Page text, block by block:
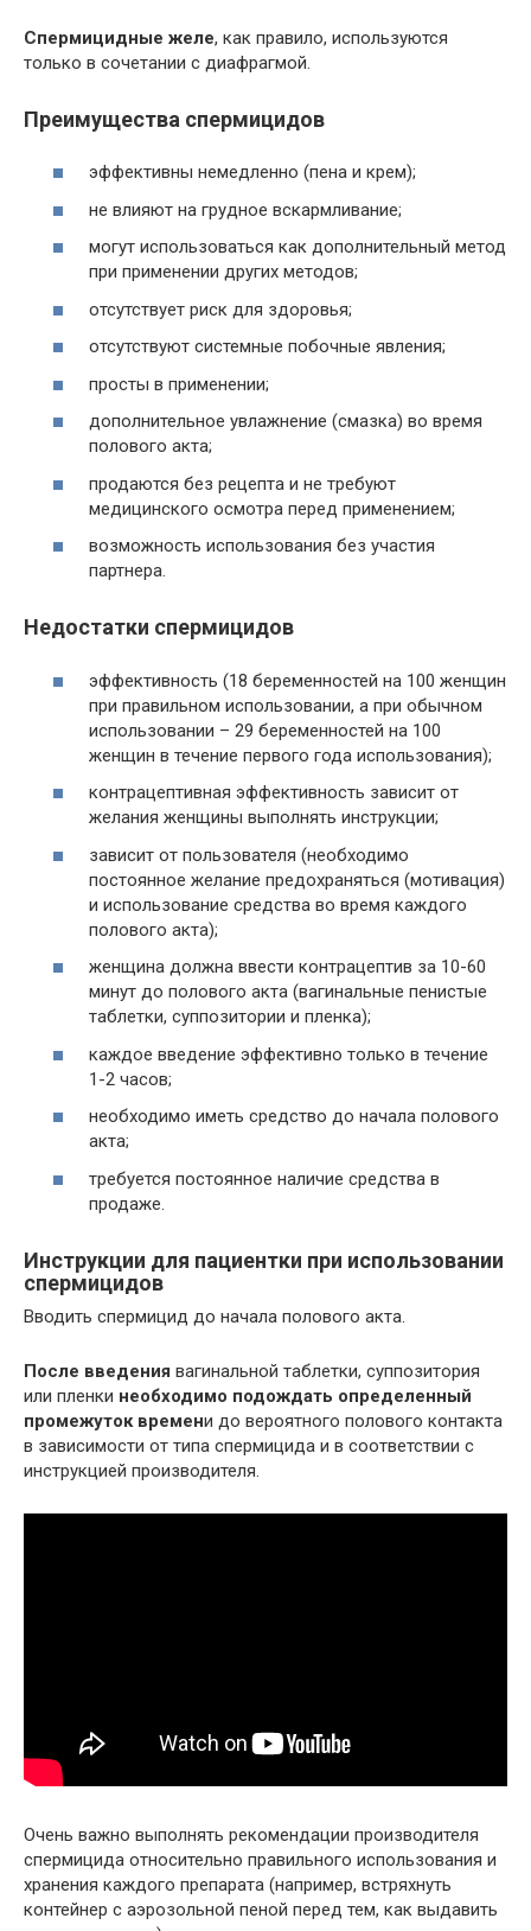
Спермицидные желе, как правило, используются
только в сочетании с диафрагмой.
Преимущества спермицидов
эффективны немедленно (пена и крем);
не влияют на грудное вскармливание;
могут использоваться как дополнительный метод
при применении других методов;
отсутствует риск для здоровья;
отсутствуют системные побочные явления;
просты в применении;
дополнительное увлажнение (смазка) во время
полового акта;
продаются без рецепта и не требуют
медицинского осмотра перед применением;
возможность использования без участия
партнера.
Недостатки спермицидов
эффективность (18 беременностей на 100 женщин
при правильном использовании, а при обычном
использовании – 29 беременностей на 100
женщин в течение первого года использования);
контрацептивная эффективность зависит от
желания женщины выполнять инструкции;
зависит от пользователя (необходимо
постоянное желание предохраняться (мотивация)
и использование средства во время каждого
полового акта);
женщина должна ввести контрацептив за 10-60
минут до полового акта (вагинальные пенистые
таблетки, суппозитории и пленка);
каждое введение эффективно только в течение
1-2 часов;
необходимо иметь средство до начала полового
акта;
требуется постоянное наличие средства в
продаже.
Инструкции для пациентки при использовании
спермицидов
Вводить спермицид до начала полового акта.
После введения вагинальной таблетки, суппозитория
или пленки необходимо подождать определенный
промежуток времени до вероятного полового контакта
в зависимости от типа спермицида и в соответствии с
инструкцией производителя.
Очень важно выполнять рекомендации производителя
спермицида относительно правильного использования и
хранения каждого препарата (например, встряхнуть
контейнер с аэрозольной пеной перед тем, как выдавить